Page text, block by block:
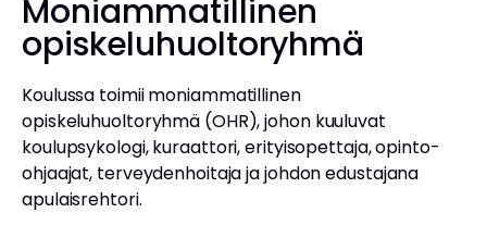
Moniammatillinen
opiskeluhuoltoryhmä
Koulussa toimii moniammatillinen
opiskeluhuoltoryhmä (OHR), johon kuuluvat
koulupsykologi, kuraattori, erityisopettaja, opinto-
ohjaajat, terveydenhoitaja ja johdon edustajana
apulaisrehtori.